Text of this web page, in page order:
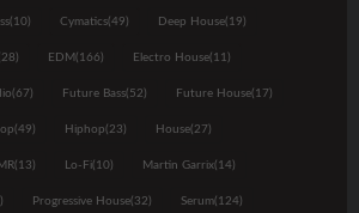
(10) Cymatics(49) Deep House(19)
EDM(166) Electro House(11)
(67) Future Bass(52) Future House(17)
(49) Hiphop(23) House(27)
(13) Lo-Fi(10) Martin Garrix(14)
Progressive House(32) Serum(124)